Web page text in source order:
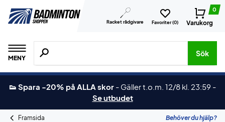
Racket rådgivare Favoriter (0)
0
Varukorg
MENY
Sök efter produkter, märken osv.
Sök
👟 Spara -20% på ALLA skor - Gäller t.o.m. 12/8 kl. 23:59 -
Se utbudet
Framsida Behöver du hjälp?